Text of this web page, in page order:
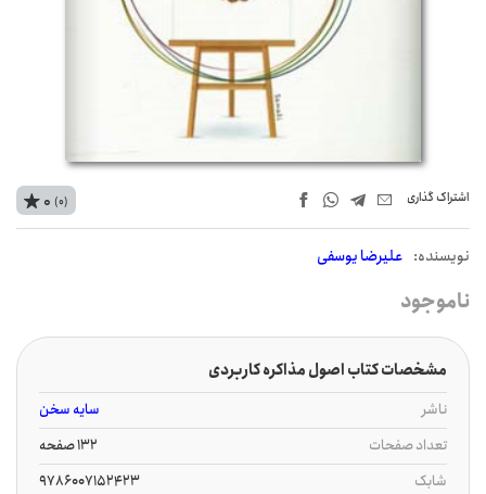
اشتراک‌ گذاری
نويسنده: علیرضا یوسفی
0 (0)
ناموجود
مشخصات کتاب اصول مذاکره کاربردی
ناشر
سایه سخن
تعداد صفحات
132 صفحه
شابک
9786007152423